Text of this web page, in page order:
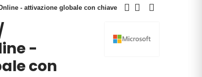
- attivazione globale con chiave
-
con